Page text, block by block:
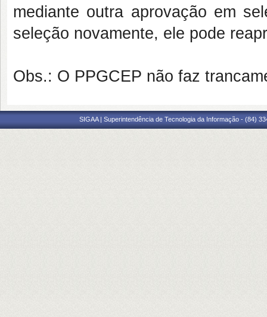
mediante outra aprovação em
seleção novamente, ele pode
Obs.: O PPGCEP não faz
SIGAA | Superintendência de Tecnologia da Informação - (84)